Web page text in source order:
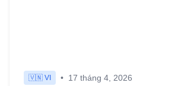
🇻🇳 VI • 17 tháng 4, 2026